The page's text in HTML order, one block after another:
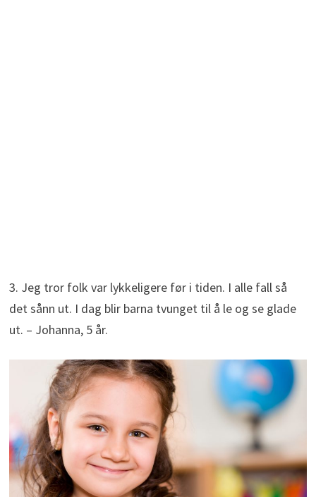
3. Jeg tror folk var lykkeligere før i tiden. I alle fall så
det sånn ut. I dag blir barna tvunget til å le og se glade
ut. – Johanna, 5 år.